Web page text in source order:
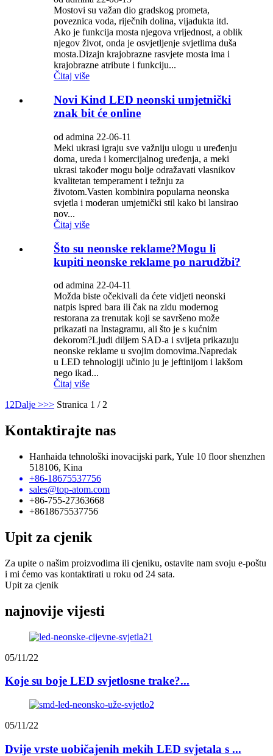
Mostovi su važan dio gradskog prometa,
poveznica voda, riječnih dolina, vijadukta itd.
Ako je funkcija mosta njegova vrijednost, a oblik
njegov život, onda je osvjetljenje svjetlima duša
mosta.Dizajn krajobrazne rasvjete mosta ima i
krajobrazne atribute i funkciju...
Čitaj više
Novi Kind LED neonski umjetnički
znak bit će online
od admina 22-06-11
Meki ukrasi igraju sve važniju ulogu u uređenju
doma, ureda i komercijalnog uređenja, a meki
ukrasi također mogu bolje odražavati vlasnikov
kvalitetan temperament i težnju za
životom.Vasten kombinira popularna neonska
svjetla i moderan umjetnički stil kako bi lansirao
nov...
Čitaj više
Što su neonske reklame?Mogu li
kupiti neonske reklame po narudžbi?
od admina 22-04-11
Možda biste očekivali da ćete vidjeti neonski
natpis ispred bara ili čak na zidu modernog
restorana za trenutak koji se savršeno može
prikazati na Instagramu, ali što je s kućnim
dekorom?Ljudi diljem SAD-a i svijeta prikazuju
neonske reklame u svojim domovima.Napredak
u LED tehnologiji učinio ju je jeftinijom i lakšom
nego ikad...
Čitaj više
1 2Dalje >>> Stranica 1 / 2
Kontaktirajte nas
Hanhaida tehnološki inovacijski park, Yule 10 floor shenzhen
518106, Kina
+86-18675537756
sales@top-atom.com
+86-755-27363668
+8618675537756
Upit za cjenik
Za upite o našim proizvodima ili cjeniku, ostavite nam svoju e-poštu
i mi ćemo vas kontaktirati u roku od 24 sata.
Upit za cjenik
najnovije vijesti
05/11/22
Koje su boje LED svjetlosne trake?...
05/11/22
Dvije vrste uobičajenih mekih LED svjetala s ...